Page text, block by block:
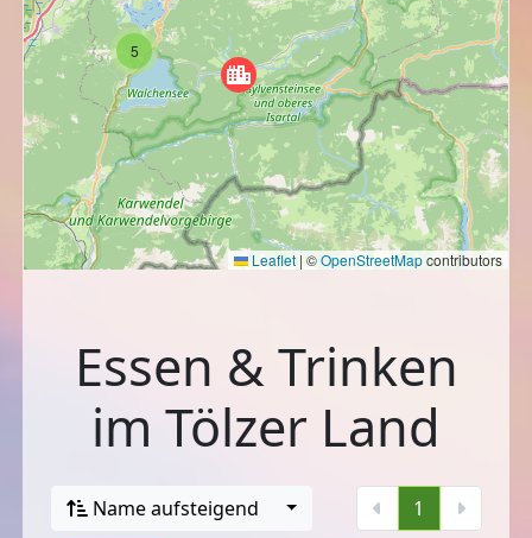
5
Leaflet | ©OpenStreetMapcontributors
Essen & Trinken
im Tölzer Land
Name aufsteigend 1